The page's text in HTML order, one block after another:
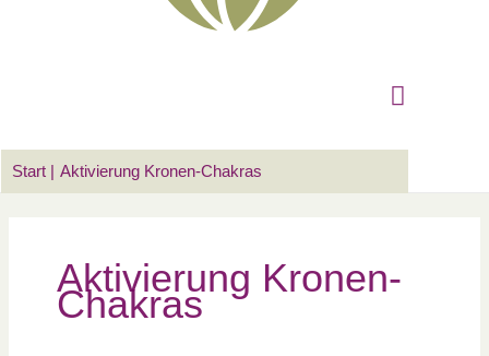
Start Aktivierung Kronen-Chakras
Aktivierung Kronen-
Chakras